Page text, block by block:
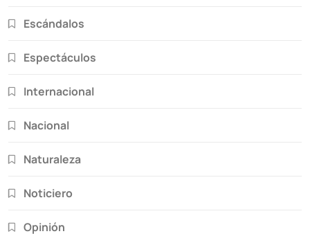
Escándalos
Espectáculos
Internacional
Nacional
Naturaleza
Noticiero
Opinión